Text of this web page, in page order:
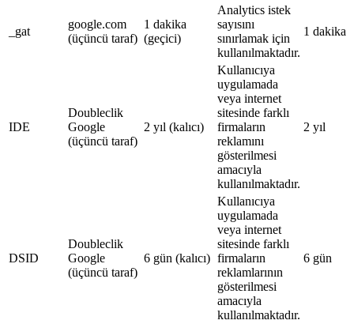
_gat
google.com
(üçüncü taraf)
1 dakika
(geçici)
Analytics istek
sayısını
sınırlamak için
kullanılmaktadır.
1 dakika
IDE
Doubleclik
Google
(üçüncü taraf)
2 yıl (kalıcı)
Kullanıcıya
uygulamada
veya internet
sitesinde farklı
firmaların
reklamını
gösterilmesi
amacıyla
kullanılmaktadır.
2 yıl
DSID
Doubleclik
Google
(üçüncü taraf)
6 gün (kalıcı)
Kullanıcıya
uygulamada
veya internet
sitesinde farklı
firmaların
reklamlarının
gösterilmesi
amacıyla
kullanılmaktadır.
6 gün